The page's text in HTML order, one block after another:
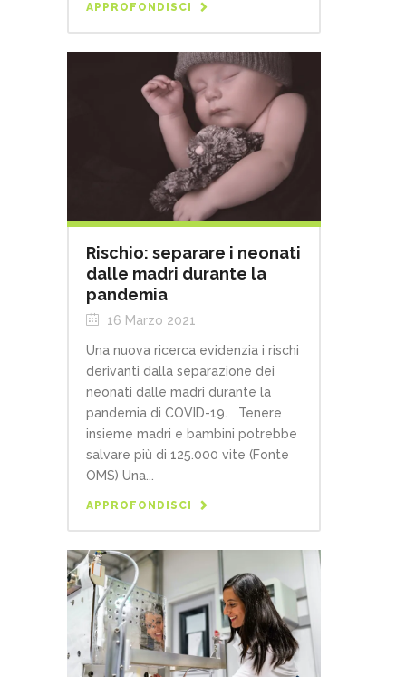
APPROFONDISCI
Rischio: separare i neonati
dalle madri durante la
pandemia
16 Marzo 2021
Una nuova ricerca evidenzia i rischi
derivanti dalla separazione dei
neonati dalle madri durante la
pandemia di COVID-19. Tenere
insieme madri e bambini potrebbe
salvare più di 125.000 vite (Fonte
OMS) Una...
APPROFONDISCI